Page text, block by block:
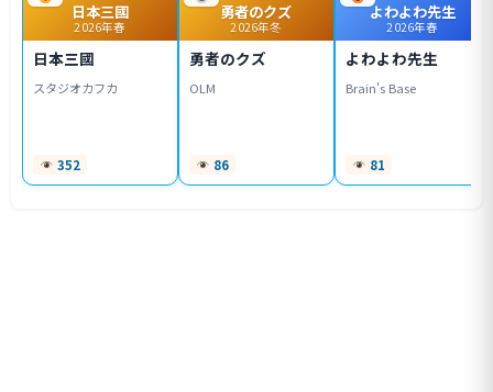
日本三國
2026年春
日本三國
スタジオカフカ
352
勇者のクズ
2026年冬
勇者のクズ
OLM
86
よわよわ先生
2026年春
よわよわ先生
Brain's Base
81